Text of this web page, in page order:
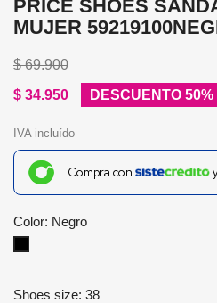
PRICE SHOES
MUJER
$ 69.900
$ 34.950
DESCUENTO 50%
IVA incluído
Compra con
Color: Negro
Shoes size: 38